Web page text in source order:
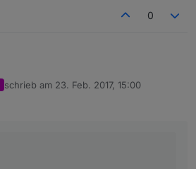
0
schrieb am 23. Feb. 2017, 15:00
zuletzt editiert von